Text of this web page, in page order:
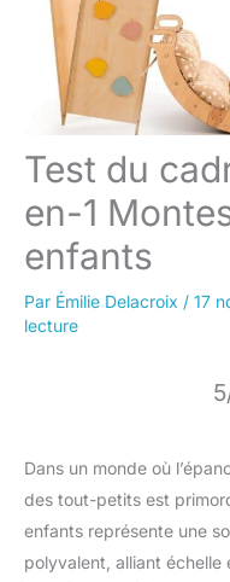
Test du
en-1
enfants
Par Émilie Delacroix / 17
lecture
Dans un monde où
des tout-petits est
enfants représente une
polyvalent, alliant échelle